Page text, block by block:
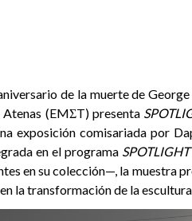
de la muerte de
(EMΣT) presenta
exposición comisariada por
en el programa SPOTLIGHT
en su colección—, la muestra
la transformación de la